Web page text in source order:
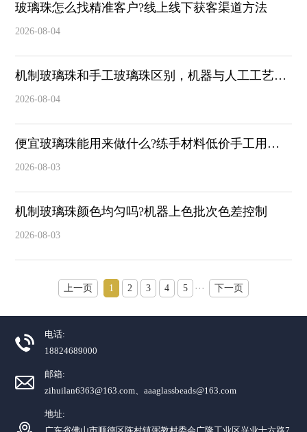
玻璃珠怎么找精准客户?线上线下获客渠道方法
2026-08-04
机制玻璃珠和手工玻璃珠区别，机器与人工工艺对
比
2026-08-04
便宜玻璃珠能用来做什么?练手材料低价手工用途
推荐
2026-08-03
机制玻璃珠颜色均匀吗?机器上色批次色差控制
2026-08-03
上一页 1 2 3 4 5 ··· 下一页
电话:
18824689000
邮箱:
zihuilan6363@163.com、aaaglassbeads@163.com
地址: